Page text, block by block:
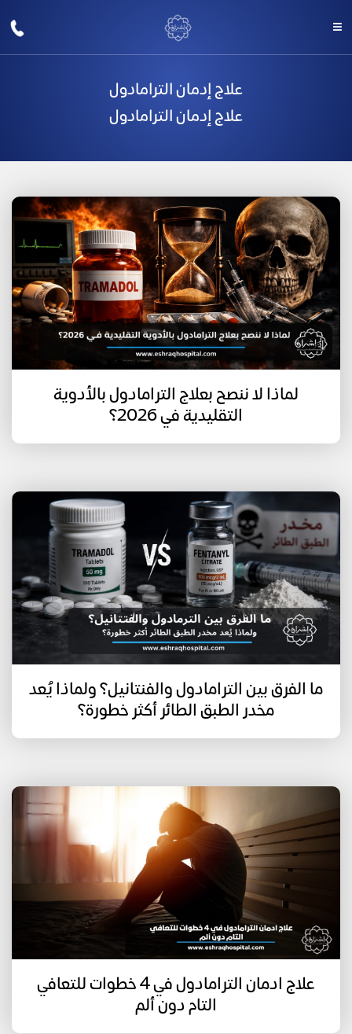
علاج إدمان الترامادول
علاج إدمان الترامادول
لماذا لا ننصح بعلاج الترامادول بالأدوية
التقليدية في 2026؟
ما الفرق بين الترامادول والفنتانيل؟ ولماذا يُعد
مخدر الطبق الطائر أكثر خطورة؟
علاج ادمان الترامادول في 4 خطوات للتعافي
التام دون ألم